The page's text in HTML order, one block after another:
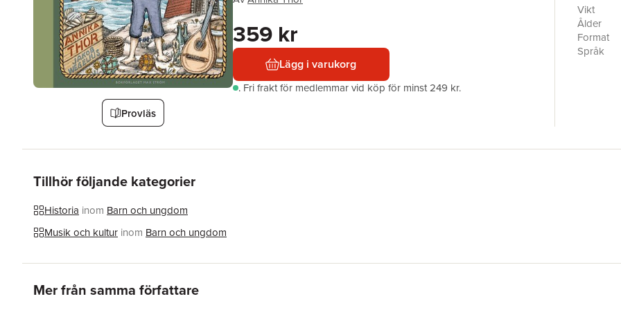
Provläs
359 kr
Lägg i varukorg
. Fri frakt för medlemmar vid köp för minst 249 kr.
har
Vikt
Ålder
Format
Språk
Tillhör följande kategorier
Historia inom Barn och ungdom
Musik och kultur inom Barn och ungdom
Mer från samma författare